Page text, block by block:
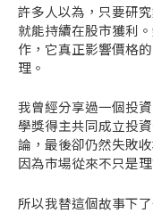
許多人以為，只要研
就能持續在股市獲利
作，它真正影響價格
理。
我曾經分享過一個投
學獎得主共同成立投
論，最後卻仍然失敗
因為市場從來不只是
所以我替這個故事下